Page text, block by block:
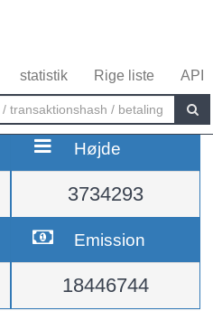
statistik Rige liste API
Højde
3734293
Emission
18446744